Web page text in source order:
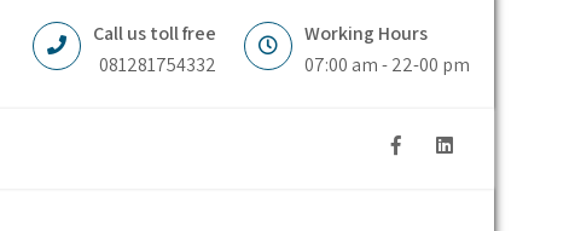
Call us toll free
081281754332
Working Hours
07:00 am - 22-00 pm